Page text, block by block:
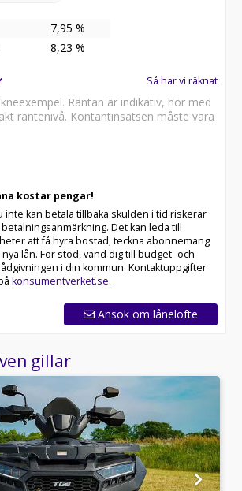
7,95 %
8,23 %
Så har vi räknat
Räntan är indikativ, hör med
räntenivå. Kontantinsatsen måste vara
kostar pengar!
inte kan betala tillbaka skulden i tid riskerar
Det kan leda till
att få hyra bostad, teckna abonnemang
lån. För stöd, vänd dig till budget- och
i din kommun. Kontaktuppgifter
konsumentverket.se.
Ansök om lånelöfte
gillar